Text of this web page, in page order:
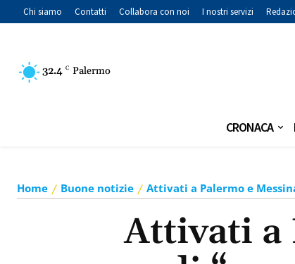
Chi siamo Contatti Collabora con noi I nostri servizi
32.4 C Palermo
CRONACA
Home Buone notizie Attivati a Palermo e
Attivati a